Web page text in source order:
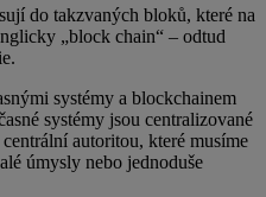
do takzvaných bloků, které na
„block chain“ – odtud
systémy a blockchainem
systémy jsou centralizované
autoritou, které musíme
úmysly nebo jednoduše